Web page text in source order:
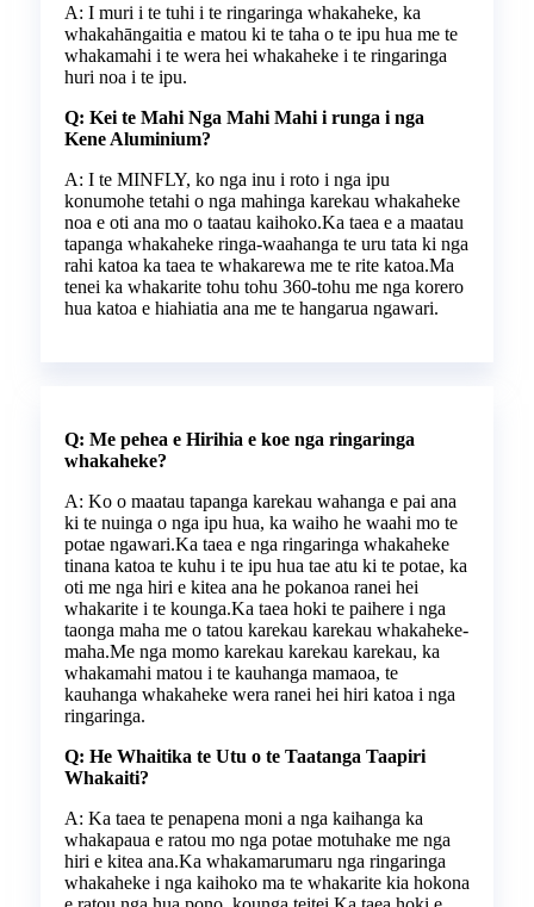
A: I muri i te tuhi i te ringaringa whakaheke, ka
whakahāngaitia e matou ki te taha o te ipu hua me te
whakamahi i te wera hei whakaheke i te ringaringa
huri noa i te ipu.
Q: Kei te Mahi Nga Mahi Mahi i runga i nga
Kene Aluminium?
A: I te MINFLY, ko nga inu i roto i nga ipu
konumohe tetahi o nga mahinga karekau whakaheke
noa e oti ana mo o taatau kaihoko.Ka taea e a maatau
tapanga whakaheke ringa-waahanga te uru tata ki nga
rahi katoa ka taea te whakarewa me te rite katoa.Ma
tenei ka whakarite tohu tohu 360-tohu me nga korero
hua katoa e hiahiatia ana me te hangarua ngawari.
Q: Me pehea e Hirihia e koe nga ringaringa
whakaheke?
A: Ko o maatau tapanga karekau wahanga e pai ana
ki te nuinga o nga ipu hua, ka waiho he waahi mo te
potae ngawari.Ka taea e nga ringaringa whakaheke
tinana katoa te kuhu i te ipu hua tae atu ki te potae, ka
oti me nga hiri e kitea ana he pokanoa ranei hei
whakarite i te kounga.Ka taea hoki te paihere i nga
taonga maha me o tatou karekau karekau whakaheke-
maha.Me nga momo karekau karekau karekau, ka
whakamahi matou i te kauhanga mamaoa, te
kauhanga whakaheke wera ranei hei hiri katoa i nga
ringaringa.
Q: He Whaitika te Utu o te Taatanga Taapiri
Whakaiti?
A: Ka taea te penapena moni a nga kaihanga ka
whakapaua e ratou mo nga potae motuhake me nga
hiri e kitea ana.Ka whakamarumaru nga ringaringa
whakaheke i nga kaihoko ma te whakarite kia hokona